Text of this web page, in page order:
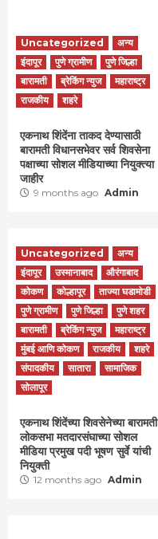
Uncategorized
अन्य
इंदापूर
पुणे ग्रामीण
पुणे जिल्हा
बारामती
ब्रेकिंग न्युज
महाराष्ट्र
राजकीय
शहरे
एकनाथ शिंदेंना ताकद देण्यासाठी
बारामती विधानसभेवर सर्व शिवसेना
पक्षाच्या सोशल मीडियाच्या नियुक्त्या
जाहीर
9 months ago Admin
Uncategorized
अन्य
इंदापूर
उस्मानाबाद
औरंगाबाद
कोकण
कोल्हापूर
ताज्या घडामोडी
पुणे ग्रामीण
पुणे जिल्हा
पुणे शहर
बारामती
ब्रेकिंग न्युज
महाराष्ट्र
मुंबई आणि कोकण
राजकीय
शहरे
संपादकीय
सातारा
सामाजिक
सोलापूर
एकनाथ शिंदेंच्या शिवसेनेच्या बारामती
लोकसभा मतदारसंघाच्या सोशल
मीडिया प्रमुख पदी भूषण सुर्वे यांची
नियुक्ती
12 months ago Admin